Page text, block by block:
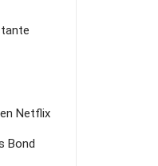
Netflix
Bond